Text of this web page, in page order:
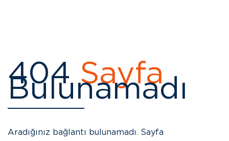
404 Sayfa
Bulunamadı
Aradığınız bağlantı bulunamadı. Sayfa